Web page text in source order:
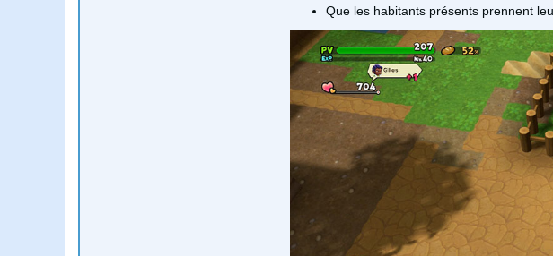
Que les habitants présents prennent